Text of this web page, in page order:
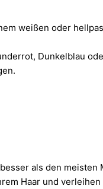
weißen oder
Dunkelblau
als den meisten
Haar und